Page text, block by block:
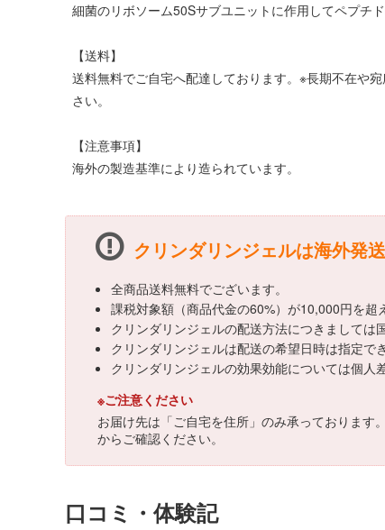
細菌のリボソーム50Sサブユニットに作用してペプチ
【送料】
送料無料でご自宅へ配達しております。※長期不在や
さい。
【注意事項】
海外の製造基準により造られています。
クリンダリンジェルは海外発送
全商品送料無料でございます。
課税対象額（商品代金の60%）が10,000円を超
クリンダリンジェルの配送方法につきましては
クリンダリンジェルは配送の希望日時は指定で
クリンダリンジェルの効果効能については個人
※ご注意ください
お届け先は「ご自宅を住所」のみ承っておりま
からご確認ください。
口コミ・体験記